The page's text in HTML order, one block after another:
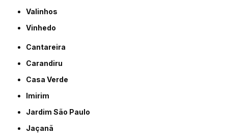
Valinhos
Vinhedo
Cantareira
Carandiru
Casa Verde
Imirim
Jardim São Paulo
Jaçanã